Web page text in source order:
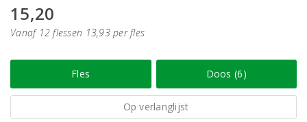
15,20
Vanaf 12 flessen 13,93 per fles
Fles Doos (6)
Op verlanglijst